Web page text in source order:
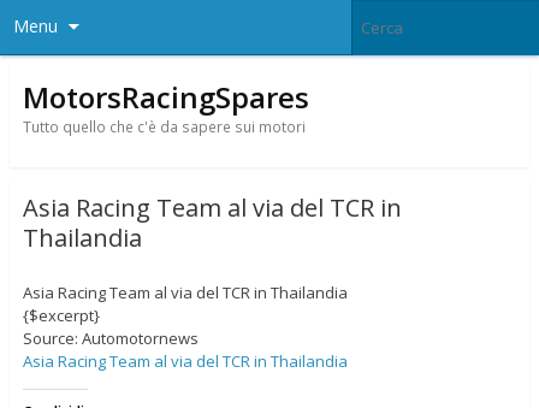
Menu
MotorsRacingSpares
Tutto quello che c'è da sapere sui motori
Asia Racing Team al via del TCR in
Thailandia
Asia Racing Team al via del TCR in Thailandia
{$excerpt}
Source: Automotornews
Asia Racing Team al via del TCR in Thailandia